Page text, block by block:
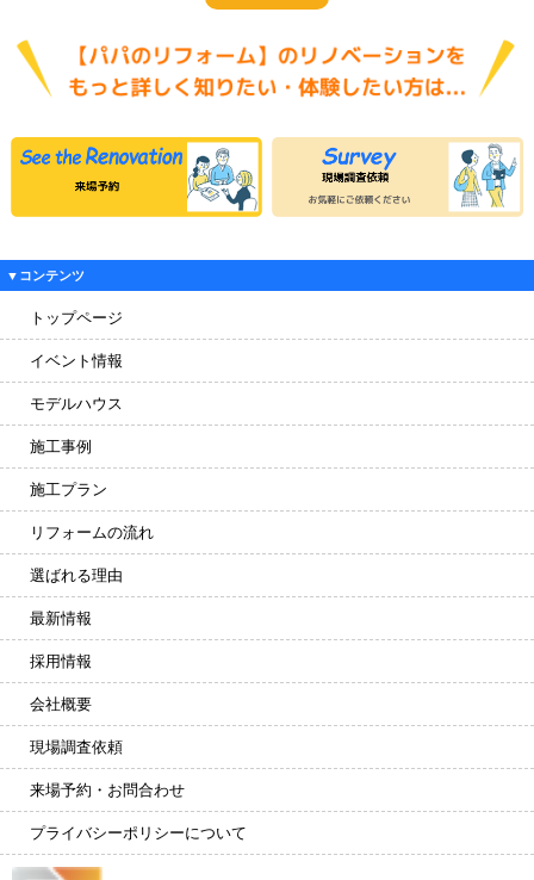
▼コンテンツ
トップページ
イベント情報
モデルハウス
施工事例
施工プラン
リフォームの流れ
選ばれる理由
最新情報
採用情報
会社概要
現場調査依頼
来場予約・お問合わせ
プライバシーポリシーについて